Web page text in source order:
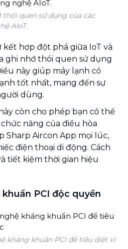
quen sử dụng của các
AIoT.
kết hợp đột phá giữa IoT và
ghi nhớ thói quen sử dụng
này giúp máy lạnh có
tốt nhất, mang đến sự
dùng.
còn cho phép bạn có thể
năng của điều hòa
Sharp Aircon App mọi lúc,
điện thoại di động. Cách
tiết kiệm thời gian hiệu
PCI độc quyền
kháng khuẩn PCI để tiêu diệt vi